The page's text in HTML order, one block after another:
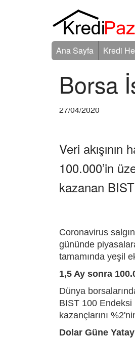
Ana Sayfa Kredi
Borsa
27/04/2020
Veri
100.000’in
kazanan
Coronavirus
gününde
tamamında yeşil
1,5 Ay sonra
Dünya
BIST 100 Endeksi
kazançlarını
Dolar Güne